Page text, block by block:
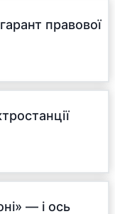
правової
— і ось